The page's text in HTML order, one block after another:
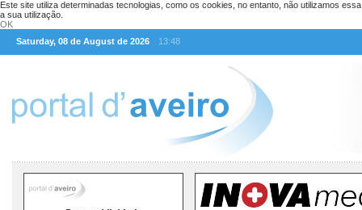
Este site utiliza determinadas tecnologias, como os cookies, no entanto, não utilizamos
a sua utilização.
OK
Saturday, 08 de August de 2026
13:48